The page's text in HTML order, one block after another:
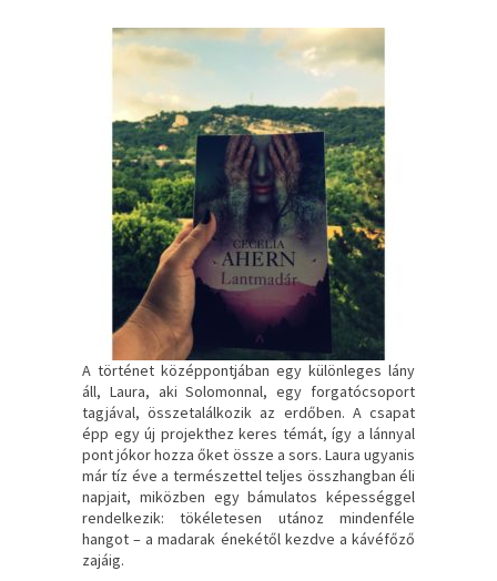
A történet középpontjában egy különleges lány
áll, Laura, aki Solomonnal, egy forgatócsoport
tagjával, összetalálkozik az erdőben. A csapat
épp egy új projekthez keres témát, így a lánnyal
pont jókor hozza őket össze a sors. Laura ugyanis
már tíz éve a természettel teljes összhangban éli
napjait, miközben egy bámulatos képességgel
rendelkezik: tökéletesen utánoz mindenféle
hangot – a madarak énekétől kezdve a kávéfőző
zajáig.